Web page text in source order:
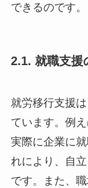
できるのです。
2.1. 就職支援
就労移行支援
ています。例
実際に企業に
れにより、自
です。また、